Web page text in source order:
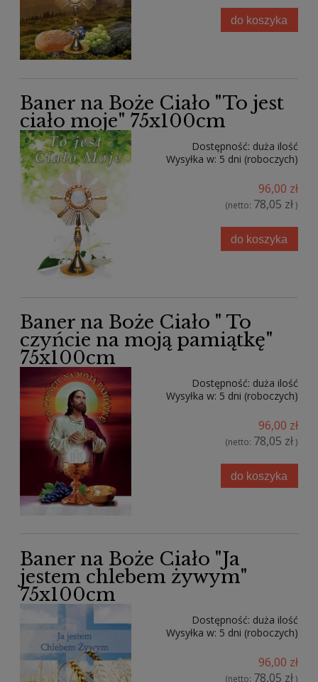
do koszyka
Baner na Boże Ciało "To jest
ciało moje" 75x100cm
Dostępność: duża ilość
Wysyłka w: 5 dni (roboczych)
96,00 zł
(netto: 78,05 zł)
do koszyka
Baner na Boże Ciało " To
czyńcie na moją pamiątkę"
75x100cm
Dostępność: duża ilość
Wysyłka w: 5 dni (roboczych)
96,00 zł
(netto: 78,05 zł)
do koszyka
Baner na Boże Ciało "Ja
jestem chlebem żywym"
75x100cm
Dostępność: duża ilość
Wysyłka w: 5 dni (roboczych)
96,00 zł
(netto: 78,05 zł)